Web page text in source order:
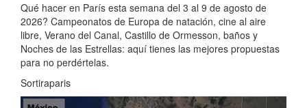
Qué hacer en París esta semana del 3 al 9 de agosto de
2026? Campeonatos de Europa de natación, cine al aire
libre, Verano del Canal, Castillo de Ormesson, baños y
Noches de las Estrellas: aquí tienes las mejores propuestas
para no perdértelas.
Sortiraparis